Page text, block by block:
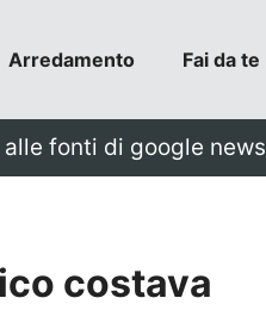
Arredamento Fai da te
fonti di google news
costava